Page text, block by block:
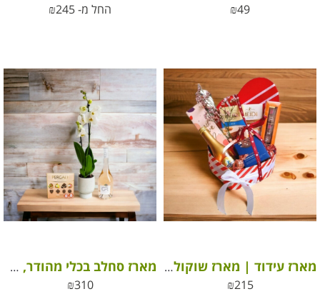
₪49 החל מ- ₪245
מארז עידוד | מארז שוקולדים בקופסא – ביחד ננצח
₪215
מארז סחלב בכלי מהודר, שוקולד ויין
₪310